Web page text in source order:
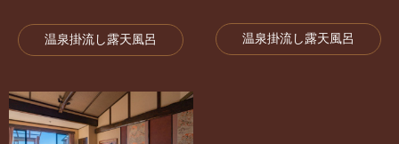
温泉掛流し露天風呂 温泉掛流し露天風呂